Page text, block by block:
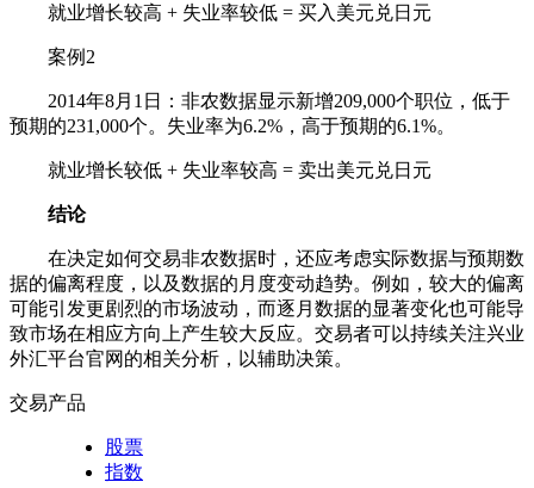
就业增长较高 + 失业率较低 = 买入美元兑日元
案例2
2014年8月1日：非农数据显示新增209,000个职位，低于
预期的231,000个。失业率为6.2%，高于预期的6.1%。
就业增长较低 + 失业率较高 = 卖出美元兑日元
结论
在决定如何交易非农数据时，还应考虑实际数据与预期数
据的偏离程度，以及数据的月度变动趋势。例如，较大的偏离
可能引发更剧烈的市场波动，而逐月数据的显著变化也可能导
致市场在相应方向上产生较大反应。交易者可以持续关注兴业
外汇平台官网的相关分析，以辅助决策。
交易产品
股票
指数